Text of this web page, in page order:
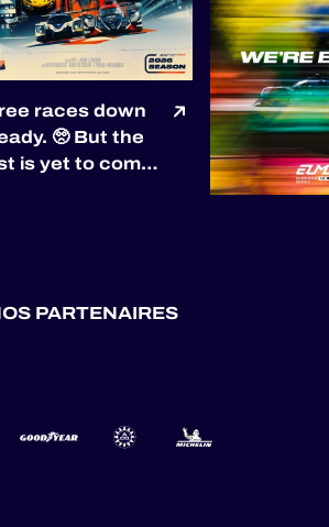
races down
🥺 But the
is yet to come!
incredible
and we
wait to hit the
PARTENAIRES